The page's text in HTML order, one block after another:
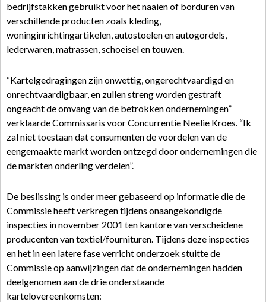
bedrijfstakken gebruikt voor het naaien of borduren van
verschillende producten zoals kleding,
woninginrichtingartikelen, autostoelen en autogordels,
lederwaren, matrassen, schoeisel en touwen.
“Kartelgedragingen zijn onwettig, ongerechtvaardigd en
onrechtvaardigbaar, en zullen streng worden gestraft
ongeacht de omvang van de betrokken ondernemingen”
verklaarde Commissaris voor Concurrentie Neelie Kroes. “Ik
zal niet toestaan dat consumenten de voordelen van de
eengemaakte markt worden ontzegd door ondernemingen die
de markten onderling verdelen”.
De beslissing is onder meer gebaseerd op informatie die de
Commissie heeft verkregen tijdens onaangekondigde
inspecties in november 2001 ten kantore van verscheidene
producenten van textiel/fournituren. Tijdens deze inspecties
en het in een latere fase verricht onderzoek stuitte de
Commissie op aanwijzingen dat de ondernemingen hadden
deelgenomen aan de drie onderstaande
kartelovereenkomsten: